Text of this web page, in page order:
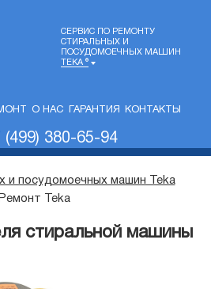
СЕРВИС ПО РЕМОНТУ
СТИРАЛЬНЫХ И
ПОСУДОМОЕЧНЫХ МАШИН
TEKA ®
О НАС ГАРАНТИЯ КОНТАКТЫ
(499) 380-65-94
и посудомоечных машин Teka
Ремонт Teka
стиральной машины